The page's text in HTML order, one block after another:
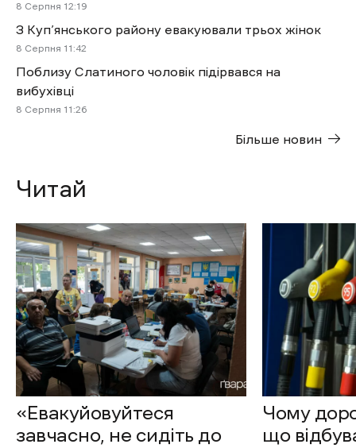
8 Cерпня 12:19
З Куп’янського району евакуювали трьох жінок
8 Cерпня 11:42
Поблизу Слатиного чоловік підірвався на
вибухівці
8 Cерпня 11:26
Більше новин
Читай
«Евакуйовуйтеся
завчасно, не сидіть до
Чому
що